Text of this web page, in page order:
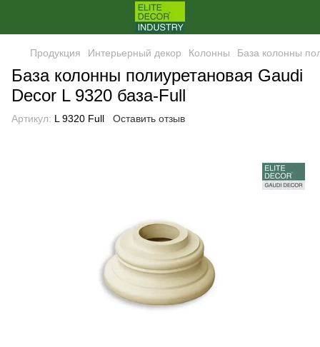
Продукция Интерьерный декор Колонны База колонны
База колонны полиуретановая Gaudi
Decor L 9320 база-Full
Артикул: L 9320 Full Оставить отзыв